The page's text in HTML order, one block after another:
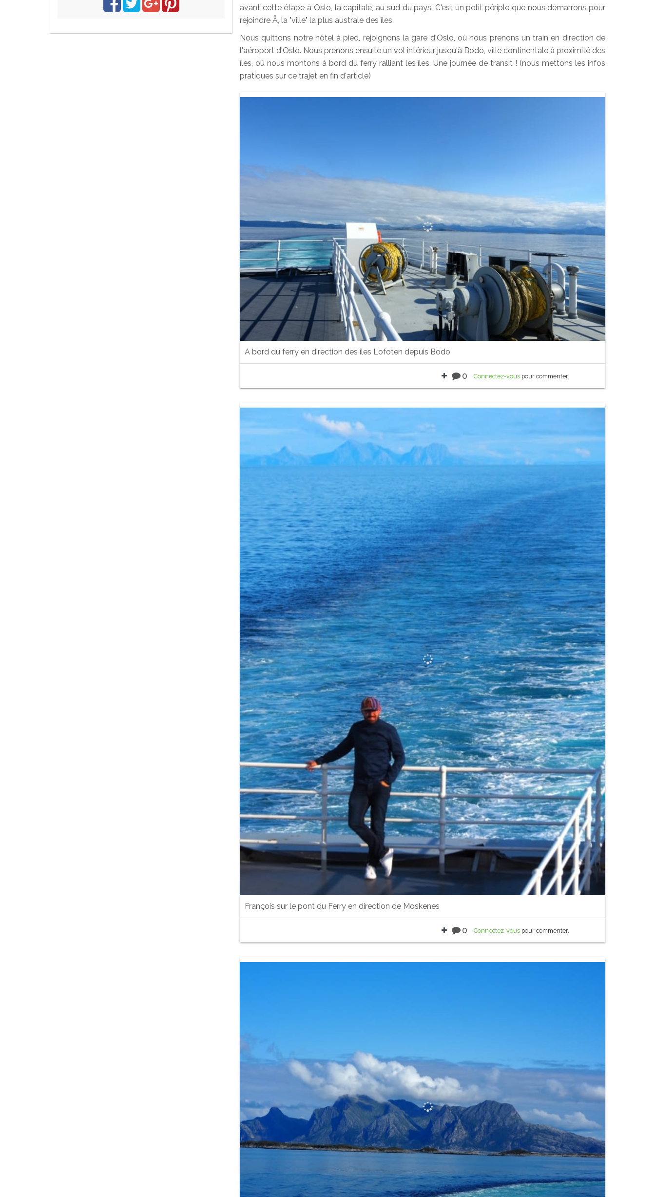
avant cette étape à Oslo, la capitale, au sud du pays. C'est un petit périple que nous démarrons pour
rejoindre Å, la "ville" la plus australe des îles.
Nous quittons notre hôtel à pied, rejoignons la gare d'Oslo, où nous prenons un train en direction de
l'aéroport d'Oslo. Nous prenons ensuite un vol intérieur jusqu'à Bodo, ville continentale à proximité des
îles, où nous montons à bord du ferry ralliant les îles. Une journée de transit ! (nous mettons les infos
pratiques sur ce trajet en fin d'article)
A bord du ferry en direction des iles Lofoten depuis Bodo
0 Connectez-vous pour commenter.
François sur le pont du Ferry en direction de Moskenes
0 Connectez-vous pour commenter.